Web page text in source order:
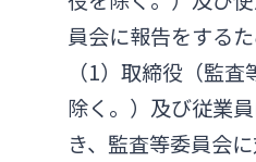
員会に報告をする
（1）取締役（監
除く。）及び従業
き、監査等委員会